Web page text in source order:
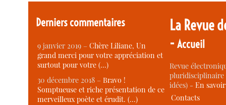
Derniers commentaires
9 janvier 2019 –Chère Liliane, Un
grand merci pour votre appréciation et
surtout pour votre (…)
30 décembre 2018 –Bravo !
Somptueuse et riche présentation de ce
merveilleux poète et érudit. (…)
La Revue
-Accueil
Revue
idées) -En
Contacts